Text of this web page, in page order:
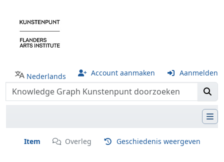
Nederlands Account aanmaken Aanmelden
Item Overleg Geschiedenis weergeven